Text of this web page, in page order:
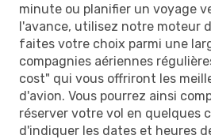
minute ou planifier un voyage
l'avance, utilisez notre moteur
faites votre choix parmi une
compagnies aériennes
cost" qui vous offriront les
d'avion. Vous pourrez ainsi
réserver votre vol en quelques
d'indiquer les dates et heures